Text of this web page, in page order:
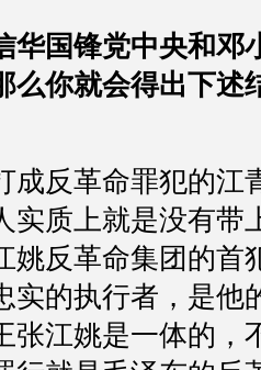
华国锋党中央和邓
么你就会得出下述
成反革命罪犯的江
实质上就是没有带
姚反革命集团的首
实的执行者，是他
张江姚是一体的，